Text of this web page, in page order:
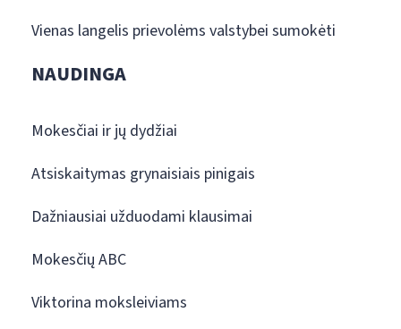
Vienas langelis prievolėms valstybei sumokėti
NAUDINGA
Mokesčiai ir jų dydžiai
Atsiskaitymas grynaisiais pinigais
Dažniausiai užduodami klausimai
Mokesčių ABC
Viktorina moksleiviams